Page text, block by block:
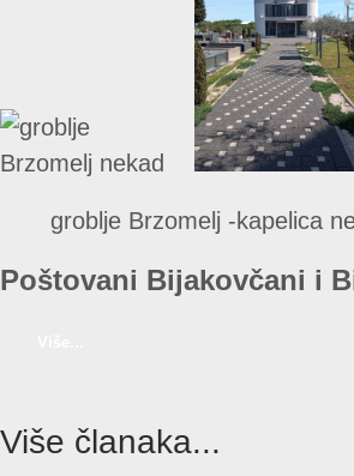
groblje Brzomelj -kapelica
Poštovani Bijakovčani i
Više članaka...